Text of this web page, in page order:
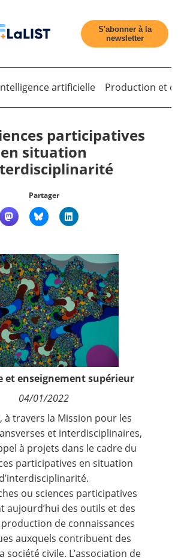
S'abonner à la
newsletter
artificielle Production et
participatives
en situation
Partager
et enseignement supérieur
04/01/2022
à travers la Mission pour les
et interdisciplinaires,
à projets dans le cadre du
participatives en situation
d’interdisciplinarité.
ou sciences participatives
aujourd’hui des outils et des
de connaissances
auxquels contribuent des
société civile. L’association de